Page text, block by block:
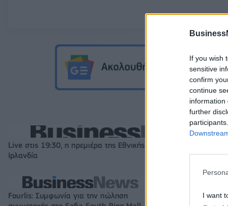
If you wish
sensitive
confirm
continue
information
further
I want
Live στις 19:30, η πρεμιέρα της Εθνικής Κορασίδων κόντρα στην
Ιρλανδία
Fourlis: Συμφωνία για την πώληση
Β.Σ. Καρούλιας: